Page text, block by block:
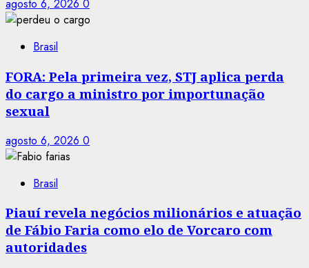
agosto 6, 2026 0
Brasil
FORA: Pela primeira vez, STJ aplica perda
do cargo a ministro por importunação
sexual
agosto 6, 2026 0
Brasil
Piauí revela negócios milionários e atuação
de Fábio Faria como elo de Vorcaro com
autoridades